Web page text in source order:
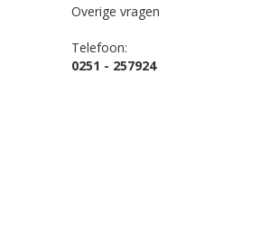
Overige vragen
Telefoon:
0251 - 257924